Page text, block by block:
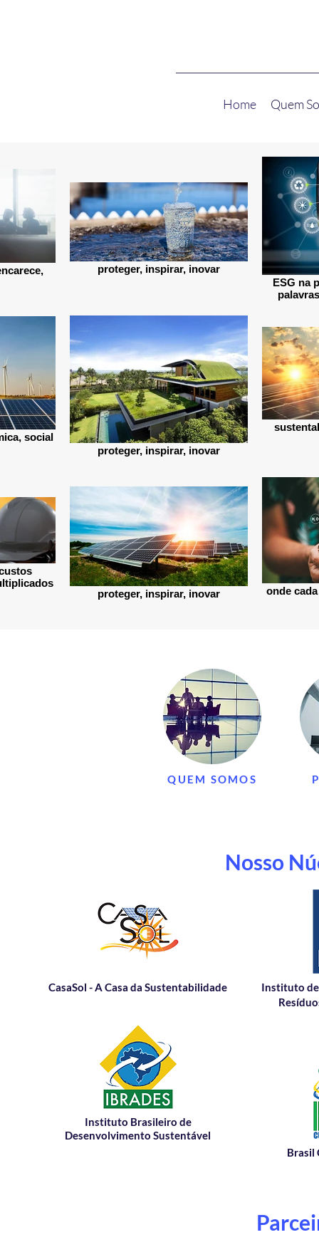
Home Quem
proteger, inspirar, inovar
ESG na
social
proteger, inspirar, inovar
proteger, inspirar, inovar
onde
QUEM SOMOS
Nosso
CasaSol - A Casa da Sustentabilidade
Instituto Brasileiro de
Desenvolvimento Sustentável
Instituto de
Brasil